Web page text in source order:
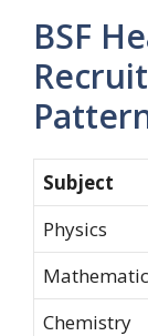
BSF
Subject
Physics
Chemistry